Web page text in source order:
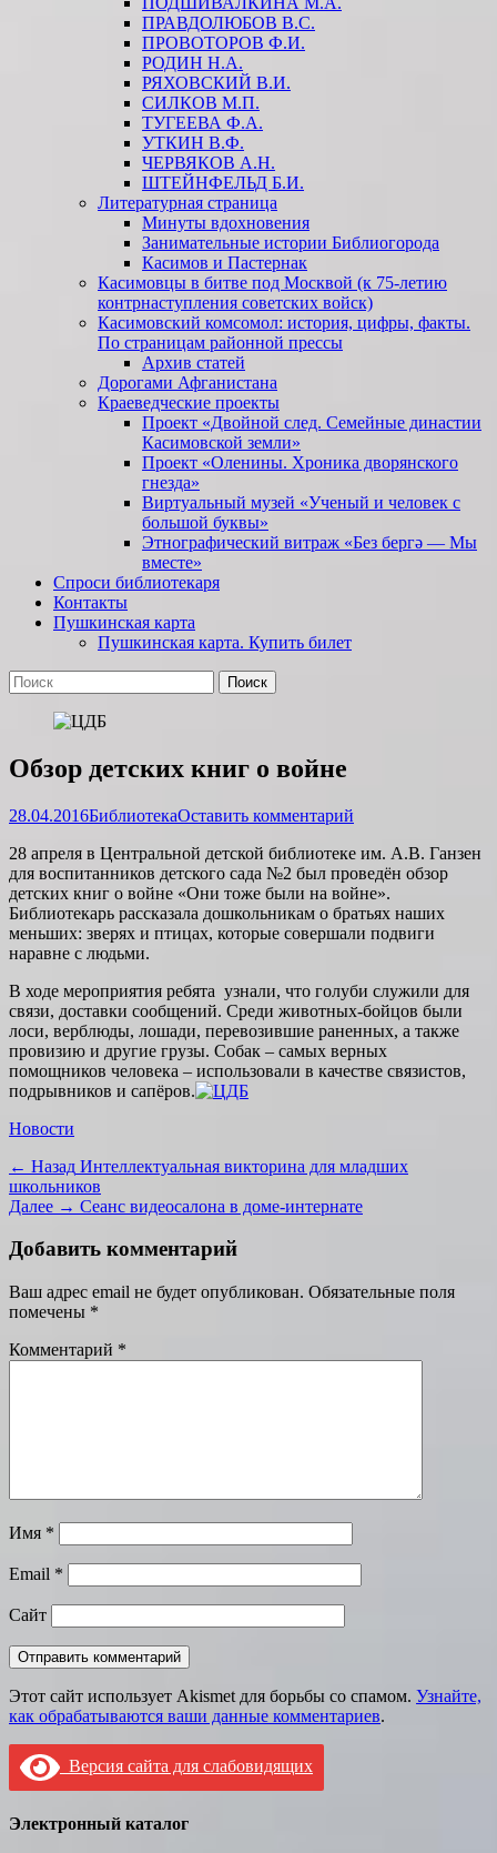
ПРАВДОЛЮБОВ В.С.
ПРОВОТОРОВ Ф.И.
РОДИН Н.А.
РЯХОВСКИЙ В.И.
СИЛКОВ М.П.
ТУГЕЕВА Ф.А.
УТКИН В.Ф.
ЧЕРВЯКОВ А.Н.
ШТЕЙНФЕЛЬД Б.И.
Литературная страница
Минуты вдохновения
Занимательные истории Библиогорода
Касимов и Пастернак
Касимовцы в битве под Москвой (к 75-летию
контрнаступления советских войск)
Касимовский комсомол: история, цифры, факты.
По страницам районной прессы
Архив статей
Дорогами Афганистана
Краеведческие проекты
Проект «Двойной след. Семейные династии
Касимовской земли»
Проект «Оленины. Хроника дворянского
гнезда»
Виртуальный музей «Ученый и человек с
большой буквы»
Этнографический витраж «Без бергə — Мы
вместе»
Спроси библиотекаря
Контакты
Пушкинская карта
Пушкинская карта. Купить билет
Поиск
Найти:
Обзор детских книг о войне
Опубликовано
28.04.2016Автор
БиблиотекаОставить комментарий
28 апреля в Центральной детской библиотеке им. А.В. Ганзен
для воспитанников детского сада №2 был проведён обзор
детских книг о войне «Они тоже были на войне».
Библиотекарь рассказала дошкольникам о братьях наших
меньших: зверях и птицах, которые совершали подвиги
наравне с людьми.
В ходе мероприятия ребята узнали, что голуби служили для
связи, доставки сообщений. Среди животных-бойцов были
лоси, верблюды, лошади, перевозившие раненных, а также
провизию и другие грузы. Собак – самых верных
помощников человека – использовали в качестве связистов,
подрывников и сапёров.
Категории
Новости
Навигация
по
← Назад Предыдущая
запись:
Интеллектуальная викторина для младших
школьников
Далее → Следующая
Сеанс видеосалона в доме-интернате
Добавить комментарий
Ваш адрес email не будет опубликован. Обязательные поля
помечены *
Комментарий *
Имя *
Email *
Сайт
Этот сайт использует Akismet для борьбы со спамом. Узнайте,
как обрабатываются ваши данные комментариев.
Версия сайта для слабовидящих
Электронный каталог